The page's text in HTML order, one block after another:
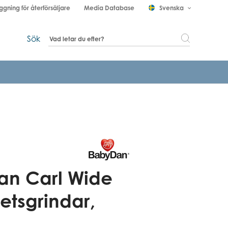
för återförsäljare Media Database Svenska keyboard_arrow_down
Sök
Carl Wide